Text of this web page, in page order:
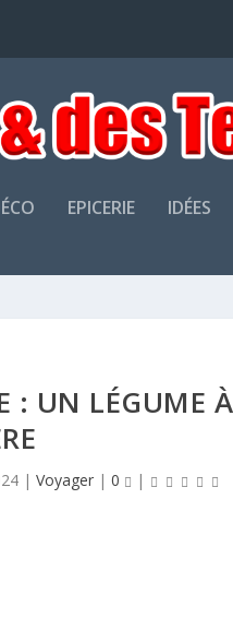
EPICERIE IDÉES
: UN LÉGUME
| Voyager| 0 |